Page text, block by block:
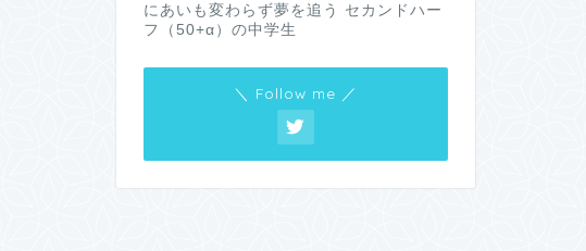
にあいも変わらず夢を追う セカンドハー
フ（50+α）の中学生
＼ Follow me ／